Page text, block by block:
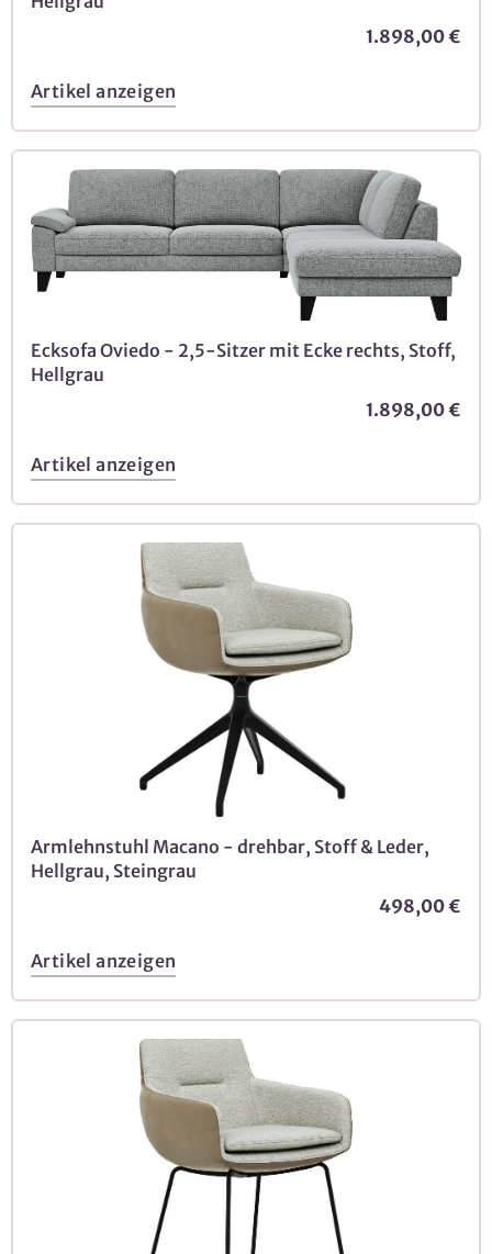
1.898,00 €
Artikel anzeigen
Ecksofa Oviedo - 2,5-Sitzer mit Ecke rechts, Stoff,
Hellgrau
1.898,00 €
Artikel anzeigen
Armlehnstuhl Macano - drehbar, Stoff & Leder,
Hellgrau, Steingrau
498,00 €
Artikel anzeigen